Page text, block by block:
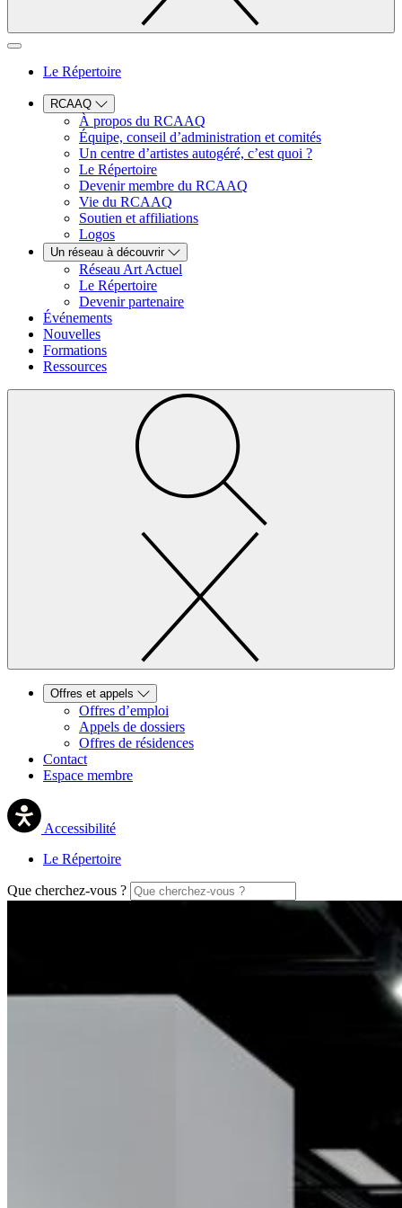
Le Répertoire
RCAAQ
À propos du RCAAQ
Équipe, conseil d’administration et comités
Un centre d’artistes autogéré, c’est quoi ?
Le Répertoire
Devenir membre du RCAAQ
Vie du RCAAQ
Soutien et affiliations
Logos
Un réseau à découvrir
Réseau Art Actuel
Le Répertoire
Devenir partenaire
Événements
Nouvelles
Formations
Ressources
Offres et appels
Offres d’emploi
Appels de dossiers
Offres de résidences
Contact
Espace membre
Accessibilité
Le Répertoire
Que cherchez-vous ?